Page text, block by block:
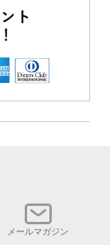
メールマガジン